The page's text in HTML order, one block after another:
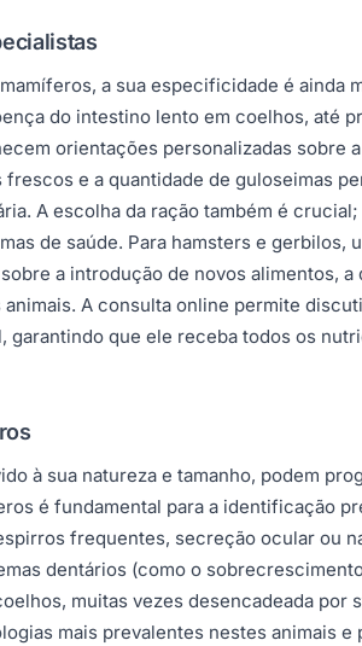
a sua especificidade é ainda
do intestino lento em coelhos, até
orientações personalizadas sobre
e a quantidade de guloseimas
A escolha da ração também é
de saúde. Para hamsters e gerbilos,
a introdução de novos alimentos,
A consulta online permite
que ele receba todos os
à sua natureza e tamanho, podem
é fundamental para a identificação
frequentes, secreção ocular ou
dentários (como o
muitas vezes desencadeada
mais prevalentes nestes animais